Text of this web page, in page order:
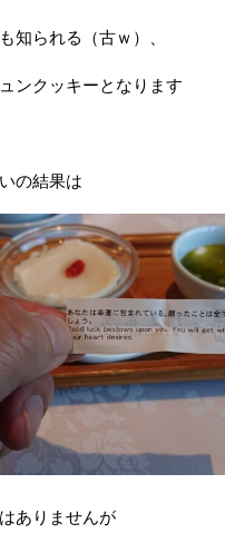
知られる（古ｗ）、
ンクッキーとなります
の結果は
ありませんが